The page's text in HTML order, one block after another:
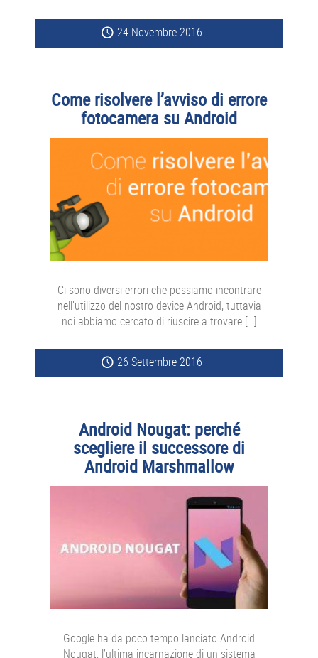
24 Novembre 2016
Come risolvere l’avviso di errore
fotocamera su Android
Ci sono diversi errori che possiamo incontrare
nell’utilizzo del nostro device Android, tuttavia
noi abbiamo cercato di riuscire a trovare […]
26 Settembre 2016
Android Nougat: perché
scegliere il successore di
Android Marshmallow
Google ha da poco tempo lanciato Android
Nougat, l’ultima incarnazione di un sistema